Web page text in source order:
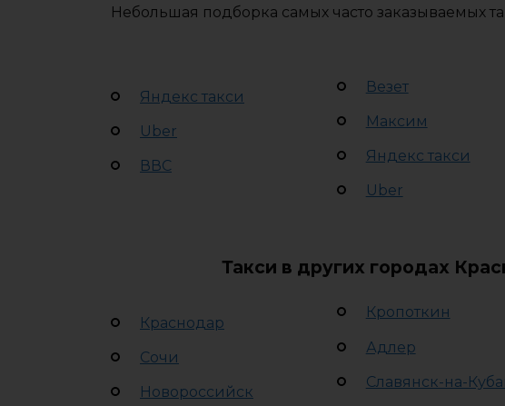
Небольшая подборка самых часто заказываемых
Яндекс такси
Uber
ВВС
Везет
Максим
Яндекс такси
Uber
Такси в других городах
Краснодар
Сочи
Новороссийск
Кропоткин
Адлер
Славянск-на-